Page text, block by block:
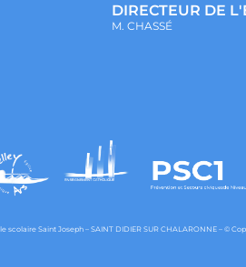
DIRECTEUR DE
M. CHASSÉ
scolaire Saint Joseph – SAINT DIDIER SUR CHALARONNE – ©